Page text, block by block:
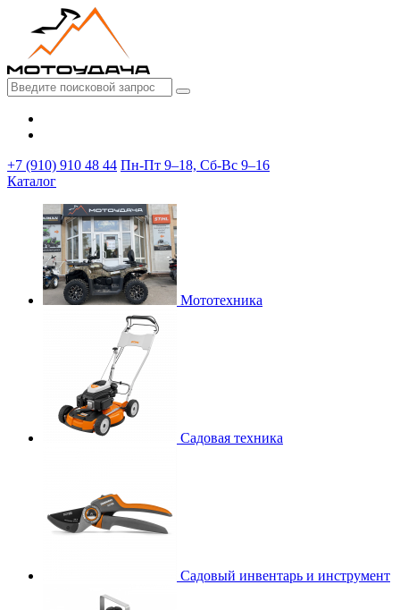
+7 (910) 910 48 44 Пн-Пт 9–18, Сб-Вс 9–16
Каталог
Мототехника
Садовая техника
Садовый инвентарь и инструмент